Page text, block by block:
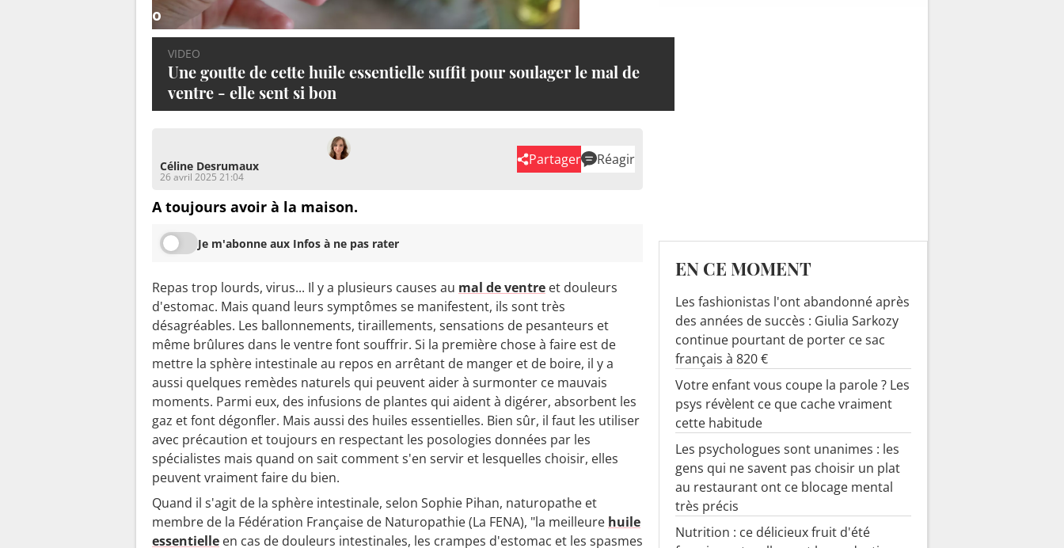
o
u
e
m
e
v
e
n
t
r
e
-
e
l
l
e
s
VIDEO
Une goutte de cette huile essentielle suffit pour soulager le mal de
ventre - elle sent si bon
Céline Desrumaux
26 avril 2025 21:04
Partager Réagir
A toujours avoir à la maison.
Je m'abonne aux Infos à ne pas rater
Repas trop lourds, virus... Il y a plusieurs causes au mal de ventre et douleurs
d'estomac. Mais quand leurs symptômes se manifestent, ils sont très
désagréables. Les ballonnements, tiraillements, sensations de pesanteurs et
même brûlures dans le ventre font souffrir. Si la première chose à faire est de
mettre la sphère intestinale au repos en arrêtant de manger et de boire, il y a
aussi quelques remèdes naturels qui peuvent aider à surmonter ce mauvais
moments. Parmi eux, des infusions de plantes qui aident à digérer, absorbent les
gaz et font dégonfler. Mais aussi des huiles essentielles. Bien sûr, il faut les utiliser
avec précaution et toujours en respectant les posologies données par les
spécialistes mais quand on sait comment s'en servir et lesquelles choisir, elles
peuvent vraiment faire du bien.
Quand il s'agit de la sphère intestinale, selon Sophie Pihan, naturopathe et
membre de la Fédération Française de Naturopathie (La FENA), "la meilleure huile
essentielle en cas de douleurs intestinales, les crampes d'estomac et les spasmes
EN CE MOMENT
Les fashionistas l'ont abandonné après
des années de succès : Giulia Sarkozy
continue pourtant de porter ce sac
français à 820 €
Votre enfant vous coupe la parole ? Les
psys révèlent ce que cache vraiment
cette habitude
Les psychologues sont unanimes : les
gens qui ne savent pas choisir un plat
au restaurant ont ce blocage mental
très précis
Nutrition : ce délicieux fruit d'été